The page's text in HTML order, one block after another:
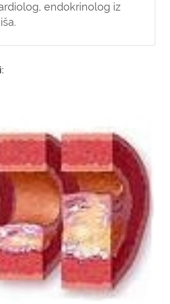
endokrinolog iz